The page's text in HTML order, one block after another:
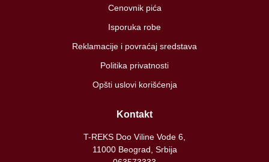
Cenovnik pića
Isporuka robe
Reklamacije i povraćaj sredstava
Politika privatnosti
Opšti uslovi korišćenja
Kontakt
T-REKS Doo Viline Vode 6,
11000 Beograd, Srbija